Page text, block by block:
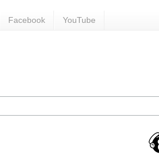
Facebook YouTube